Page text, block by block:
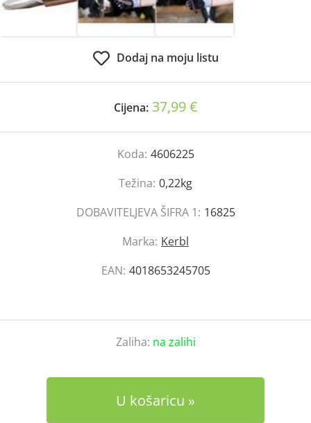
Dodaj na moju listu
Cijena: 37,99 €
Koda: 4606225
Težina: 0,22kg
DOBAVITELJEVA ŠIFRA 1: 16825
Marka: Kerbl
EAN: 4018653245705
Zaliha: na zalihi
U košaricu